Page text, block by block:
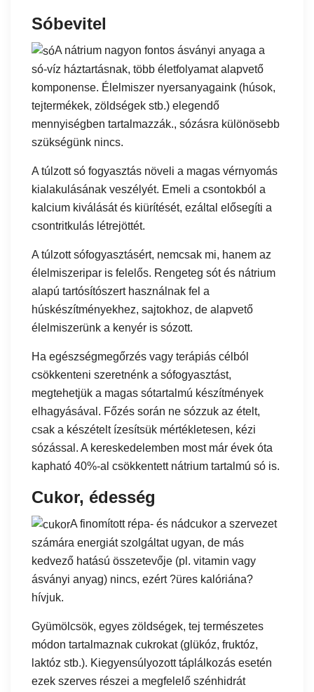
Sóbevitel
A nátrium nagyon fontos ásványi anyaga a
só-víz háztartásnak, több életfolyamat alapvető
komponense. Élelmiszer nyersanyagaink (húsok,
tejtermékek, zöldségek stb.) elegendő
mennyiségben tartalmazzák., sózásra különösebb
szükségünk nincs.
A túlzott só fogyasztás növeli a magas vérnyomás
kialakulásának veszélyét. Emeli a csontokból a
kalcium kiválását és kiürítését, ezáltal elősegíti a
csontritkulás létrejöttét.
A túlzott sófogyasztásért, nemcsak mi, hanem az
élelmiszeripar is felelős. Rengeteg sót és nátrium
alapú tartósítószert használnak fel a
húskészítményekhez, sajtokhoz, de alapvető
élelmiszerünk a kenyér is sózott.
Ha egészségmegőrzés vagy terápiás célból
csökkenteni szeretnénk a sófogyasztást,
megtehetjük a magas sótartalmú készítmények
elhagyásával. Főzés során ne sózzuk az ételt,
csak a készételt ízesítsük mértékletesen, kézi
sózással. A kereskedelemben most már évek óta
kapható 40%-al csökkentett nátrium tartalmú só is.
Cukor, édesség
A finomított répa- és nádcukor a szervezet
számára energiát szolgáltat ugyan, de más
kedvező hatású összetevője (pl. vitamin vagy
ásványi anyag) nincs, ezért ?üres kalóriána?
hívjuk.
Gyümölcsök, egyes zöldségek, tej természetes
módon tartalmaznak cukrokat (glükóz, fruktóz,
laktóz stb.). Kiegyensúlyozott táplálkozás esetén
ezek szerves részei a megfelelő szénhidrát